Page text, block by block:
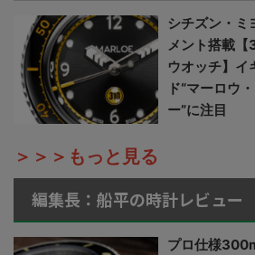
シチズン・ミ
メント搭載
ウオッチ】イ
ド“マーロウ
ー”に注目
＞＞＞もっと見る
編集長：船平の時計レビュー
プロ仕様